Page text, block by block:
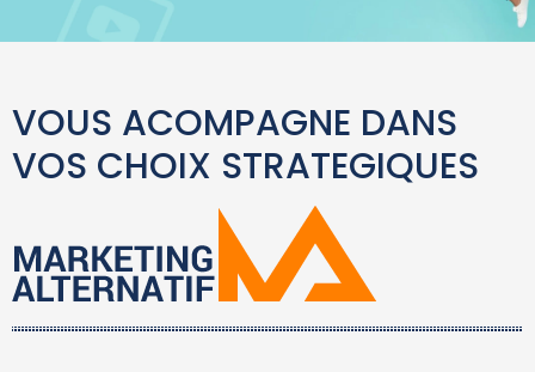
VOUS ACOMPAGNE DANS
VOS CHOIX STRATEGIQUES